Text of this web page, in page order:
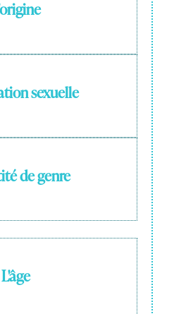
sexuelle
de genre
L'âge